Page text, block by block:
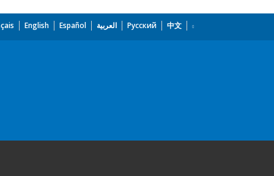
English Español العربية Русский 中文